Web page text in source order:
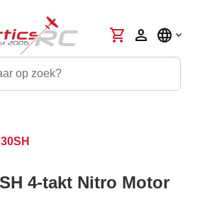
shopping_cart person language
4-takt Nitro Motor